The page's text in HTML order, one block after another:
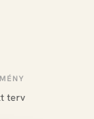
terv